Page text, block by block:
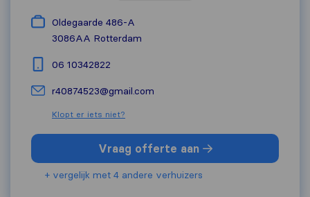
Oldegaarde 486-A
3086AA Rotterdam
06 10342822
r40874523@gmail.com
Klopt er iets niet?
Vraag offerte aan
+ vergelijk met 4 andere verhuizers